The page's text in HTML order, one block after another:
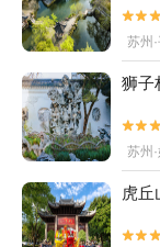
湖大饭店+锦溪
+甪直忆江南足
中心馆）+蒋巷
+甪直儿童主题
大剧院+甪直瑶
王国+苏州太湖
+寒山寺钟楼+
+周庄月上·古筝
鹤寺+上方山森
苏州
狮子
苏州
虎丘